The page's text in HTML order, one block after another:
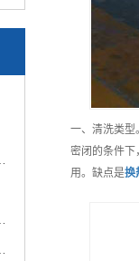
一、清洗类型
密闭的条件下
用。缺点是换